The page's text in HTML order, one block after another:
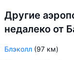
Другие
недалеко от
Блэколл (97 км)